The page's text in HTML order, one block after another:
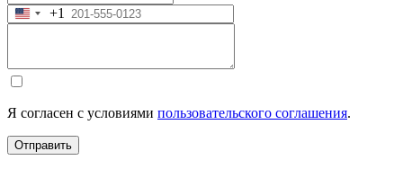
United
+1
Я согласен с условиями пользовательского соглашения.
Отправить